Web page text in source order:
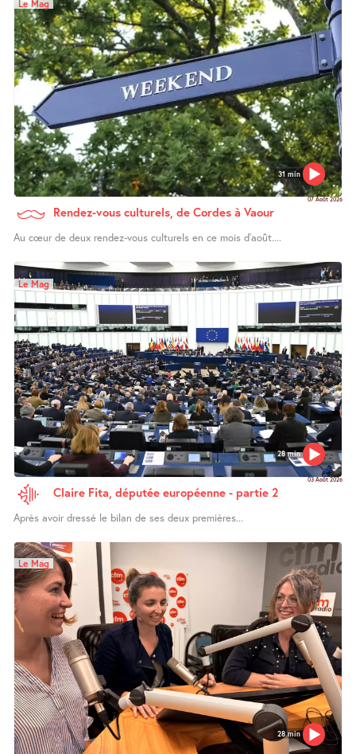
31 min
Le Mag
07 Août 2026
Rendez-vous culturels, de Cordes à Vaour
Au cœur de deux rendez-vous culturels en ce mois d’août....
28 min
Le Mag
03 Août 2026
Claire Fita, députée européenne - partie 2
Après avoir dressé le bilan de ses deux premières...
28 min
Le Mag